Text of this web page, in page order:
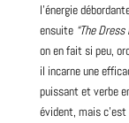
l’énergie
ensuite “The Dress
on en fait si peu,
il incarne une
puissant et verbe
évident, mais